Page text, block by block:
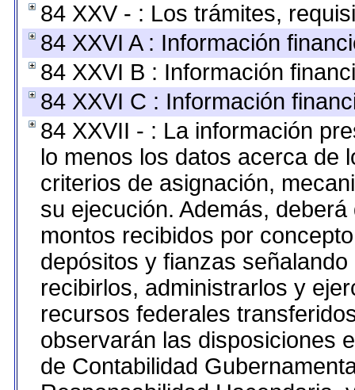
84 XXV - : Los trámites,
84 XXVI A : Información
84 XXVI B : Información
84 XXVI C : Información
84 XXVII - : La información
lo menos los datos acerca de
criterios de asignación,
su ejecución. Además,
montos recibidos por
depósitos y fianzas
recibirlos, administrarlos y
recursos federales
observarán las disposiciones
de Contabilidad